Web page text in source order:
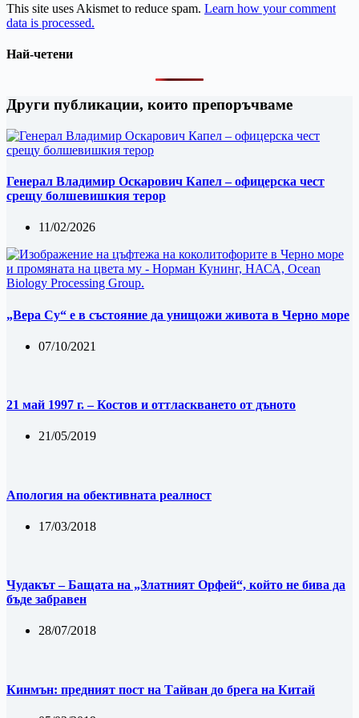
This site uses Akismet to reduce spam. Learn how your comment
data is processed.
Най-четени
Други публикации, които препоръчваме
Генерал Владимир Оскарович Капел – офицерска чест
срещу болшевишкия терор
11/02/2026
„Вера Су“ е в състояние да унищожи живота в Черно море
07/10/2021
21 май 1997 г. – Костов и оттласкването от дъното
21/05/2019
Апология на обективната реалност
17/03/2018
Чудакът – Бащата на „Златният Орфей“, който не бива да
бъде забравен
28/07/2018
Кинмън: предният пост на Тайван до брега на Китай